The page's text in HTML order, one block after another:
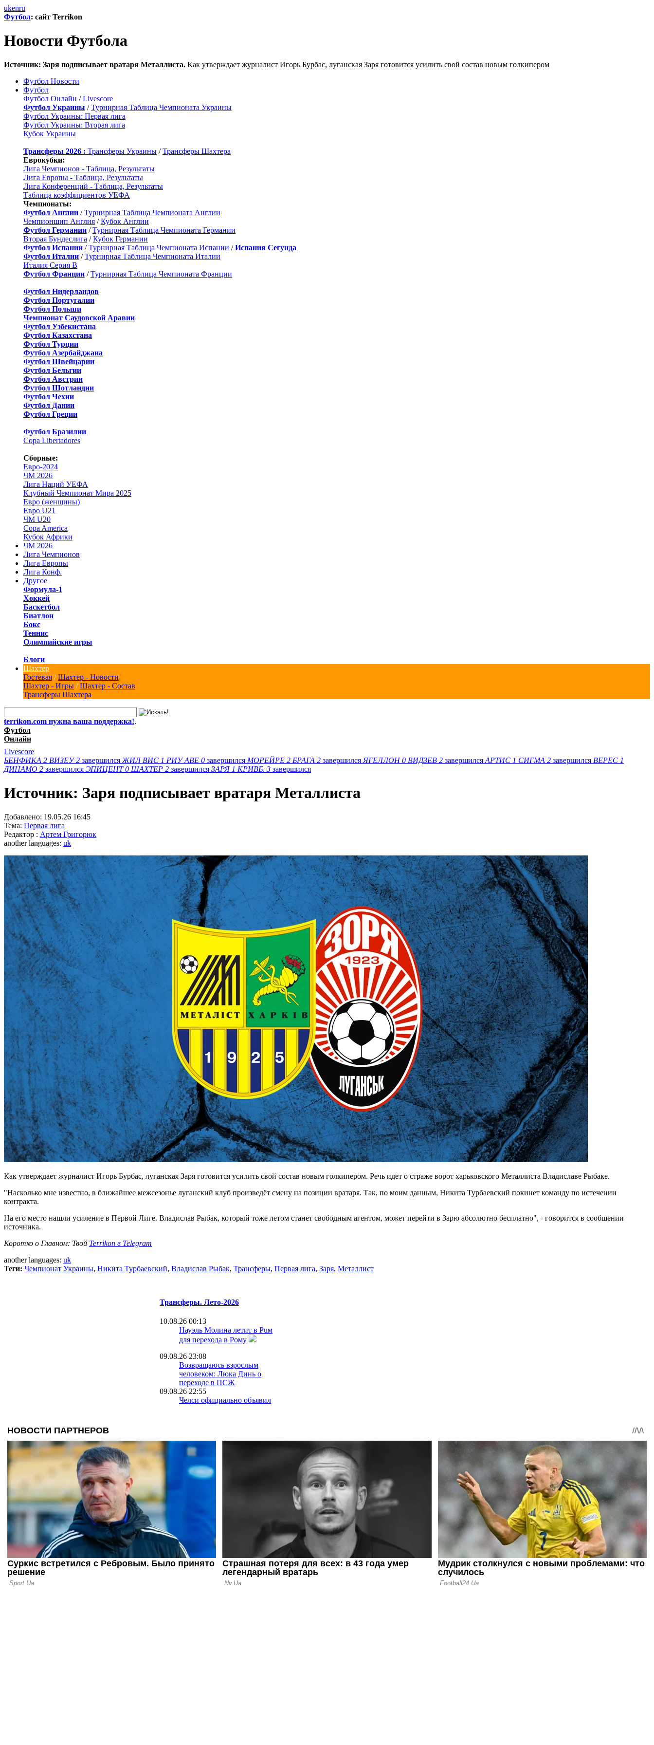
ukenru
Футбол: сайт Terrikon
Новости Футбола
Источник: Заря подписывает вратаря Металлиста. Как утверждает журналист Игорь Бурбас, луганская Заря готовится усилить свой состав новым голкипером
Футбол Новости
Футбол
Футбол Онлайн /Livescore
Футбол Украины /Турнирная Таблица Чемпионата Украины
Футбол Украины: Первая лига
Футбол Украины: Вторая лига
Кубок Украины
Трансферы 2026 : Трансферы Украины /Трансферы Шахтера
Еврокубки:
Лига Чемпионов - Таблица, Результаты
Лига Европы - Таблица, Результаты
Лига Конференций - Таблица, Результаты
Таблица коэффициентов УЕФА
Чемпионаты:
Футбол Англии /Турнирная Таблица Чемпионата Англии
Чемпионшип Англия /Кубок Англии
Футбол Германии /Турнирная Таблица Чемпионата Германии
Вторая Бундеслига /Кубок Германии
Футбол Испании /Турнирная Таблица Чемпионата Испании /Испания Сегунда
Футбол Италии /Турнирная Таблица Чемпионата Италии
Италия Серия B
Футбол Франции /Турнирная Таблица Чемпионата Франции
Футбол Нидерландов
Футбол Португалии
Футбол Польши
Чемпионат Саудовской Аравии
Футбол Узбекистана
Футбол Казахстана
Футбол Турции
Футбол Азербайджана
Футбол Швейцарии
Футбол Бельгии
Футбол Австрии
Футбол Шотландии
Футбол Чехии
Футбол Дании
Футбол Греции
Футбол Бразилии
Copa Libertadores
Сборные:
Евро-2024
ЧМ 2026
Лига Наций УЕФА
Клубный Чемпионат Мира 2025
Евро (женщины)
Евро U21
ЧМ U20
Copa America
Кубок Африки
ЧМ 2026
Лига Чемпионов
Лига Европы
Лига Конф.
Другое
Формула-1
Хоккей
Баскетбол
Биатлон
Бокс
Теннис
Олимпийские игры
Блоги
Шахтер
Гостевая /Шахтер - Новости
Шахтер - Игры /Шахтер - Состав
Трансферы Шахтера
terrikon.com нужна ваша поддержка!.
Футбол
Онлайн
Livescore
БЕНФИКА 2 ВИЗЕУ 2 завершился ЖИЛ ВИС 1 РИУ АВЕ 0 завершился МОРЕЙРЕ 2 БРАГА 2 завершился ЯГЕЛЛОН 0 ВИДЗЕВ 2 завершился АРТИС 1 СИГМА 2 завершился ВЕРЕС 1
ДИНАМО 2 завершился ЭПИЦЕНТ 0 ШАХТЕР 2 завершился ЗАРЯ 1 КРИВБ. 3 завершился
Источник: Заря подписывает вратаря Металлиста
Добавлено: 19.05.26 16:45
Тема: Первая лига
Редактор : Артем Григорюк
another languages: uk
Как утверждает журналист Игорь Бурбас, луганская Заря готовится усилить свой состав новым голкипером. Речь идет о страже ворот харьковского Металлиста Владиславе Рыбаке.
"Насколько мне известно, в ближайшее межсезонье луганский клуб произведёт смену на позиции вратаря. Так, по моим данным, Никита Турбаевский покинет команду по истечении
контракта.
На его место нашли усиление в Первой Лиге. Владислав Рыбак, который тоже летом станет свободным агентом, может перейти в Зарю абсолютно бесплатно", - говорится в сообщении
источника.
Коротко о Главном: Твой Terrikon в Telegram
another languages: uk
Теги: Чемпионат Украины, Никита Турбаевский, Владислав Рыбак, Трансферы, Первая лига, Заря, Металлист
Трансферы. Лето-2026
10.08.26 00:13
Науэль Молина летит в Puм
для перехода в Рому
09.08.26 23:08
Возвращаюсь взрослым
человеком: Люка Динь о
переходе в ПСЖ
09.08.26 22:55
Челси официально объявил
хавбека Тоттенхэма
09.08.26 21:47
Динь снова в ПСЖ